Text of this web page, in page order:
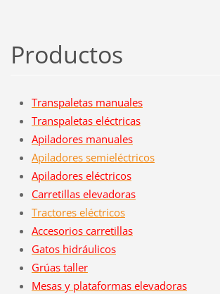
Productos
Transpaletas manuales
Transpaletas eléctricas
Apiladores manuales
Apiladores semieléctricos
Apiladores eléctricos
Carretillas elevadoras
Tractores eléctricos
Accesorios carretillas
Gatos hidráulicos
Grúas taller
Mesas y plataformas elevadoras